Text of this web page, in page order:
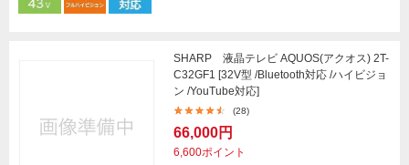
SHARP 液晶テレビ AQUOS(アクオス) 2T-
C32GF1 [32V型 /Bluetooth対応 /ハイビジョ
ン /YouTube対応]
(28)
66,000円
6,600ポイント